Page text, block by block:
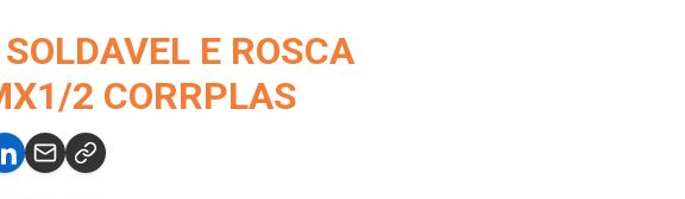
E ROSCA
2 CORRPLAS